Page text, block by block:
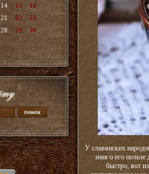
14 15
16
21 22
23
28 29
30
У славянских
зная о его
быстро, вот